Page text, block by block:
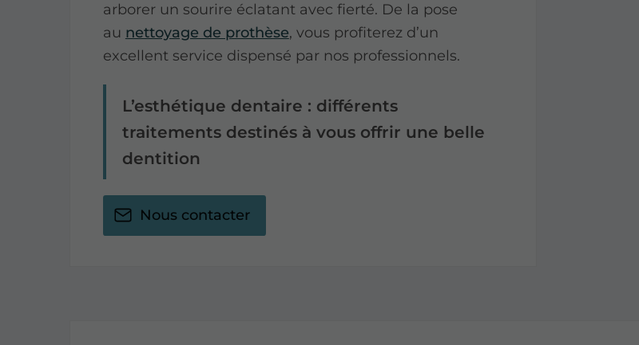
arborer un sourire éclatant avec fierté. De la pose
au nettoyage de prothèse, vous profiterez d’un
excellent service dispensé par nos professionnels.
L’esthétique dentaire : différents
traitements destinés à vous offrir une belle
dentition
Nous contacter